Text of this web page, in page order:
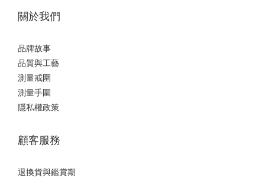
關於我們
品牌故事
品質與工藝
測量戒圍
測量手圍
隱私權政策
顧客服務
退換貨與鑑賞期